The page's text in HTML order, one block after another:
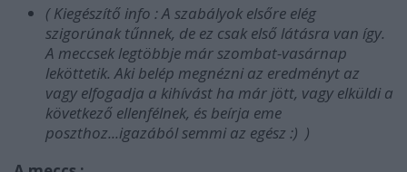
( Kiegészítő info : A szabályok elsőre elég
szigorúnak tűnnek, de ez csak első látásra van így.
A meccsek legtöbbje már szombat-vasárnap
leköttetik. Aki belép megnézni az eredményt az
vagy elfogadja a kihívást ha már jött, vagy elküldi a
következő ellenfélnek, és beírja eme
poszthoz...igazából semmi az egész :) )